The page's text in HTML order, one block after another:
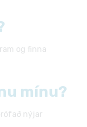
og finna
mínu?
nýjar